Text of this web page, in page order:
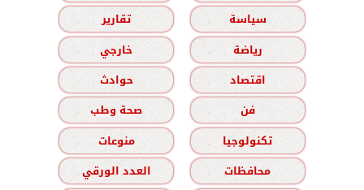
سياسة
تقارير
رياضة
خارجي
اقتصاد
حوادث
فن
صحة وطب
تكنولوجيا
منوعات
محافظات
العدد الورقي